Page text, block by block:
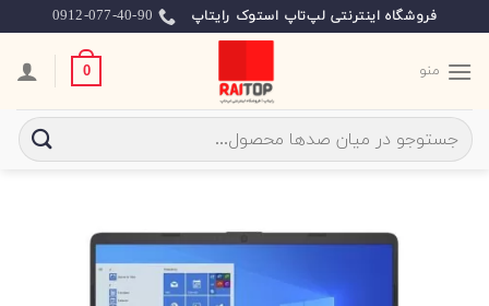
to
content
فروشگاه اینترنتی لپ‌تاپ استوک رایتاپ 0912-077-40-90
منو 0
جستجو
برای: